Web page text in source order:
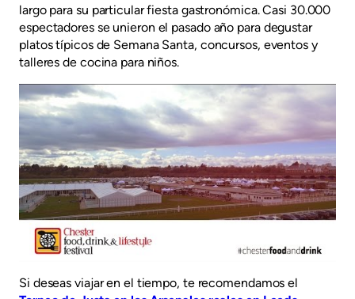
largo para su particular fiesta gastronómica. Casi 30.000
espectadores se unieron el pasado año para degustar
platos típicos de Semana Santa, concursos, eventos y
talleres de cocina para niños.
Si deseas viajar en el tiempo, te recomendamos el